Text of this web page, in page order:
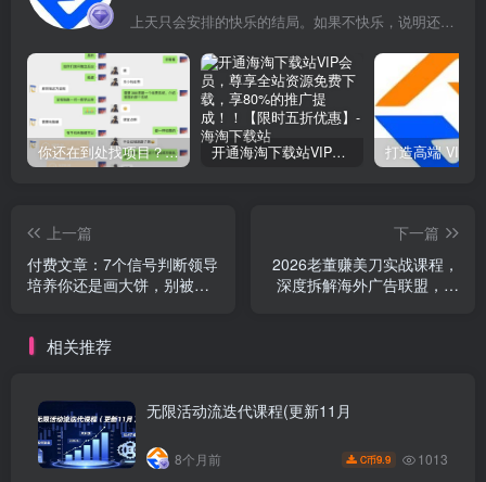
上天只会安排的快乐的结局。如果不快乐，说明还不是最后结局
你还在到处找项目？还在当韭菜？我靠网创资源站一个月收入5万+，曾经我也是个失败者。 开通海淘下载站VIP会员，尊享全站资源免费下载，享80%的推广提成！！【限时五折优惠】
上一篇
付费文章：7个信号判断领导
培养你还是画大饼，别被廉
下一篇
2026老董赚美刀实战课程，
深度拆解海外广告联盟，从
相关推荐
无限活动流迭代课程(更新11月
8个月前 C币9.9 1013